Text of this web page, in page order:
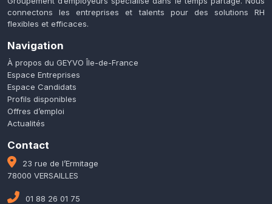
connectons les entreprises et talents pour des solutions RH
flexibles et efficaces.
Navigation
À propos du GEYVO Île-de-France
Espace Entreprises
Espace Candidats
Profils disponibles
Offres d’emploi
Actualités
Contact
23 rue de l’Ermitage
78000 VERSAILLES
01 88 26 01 75